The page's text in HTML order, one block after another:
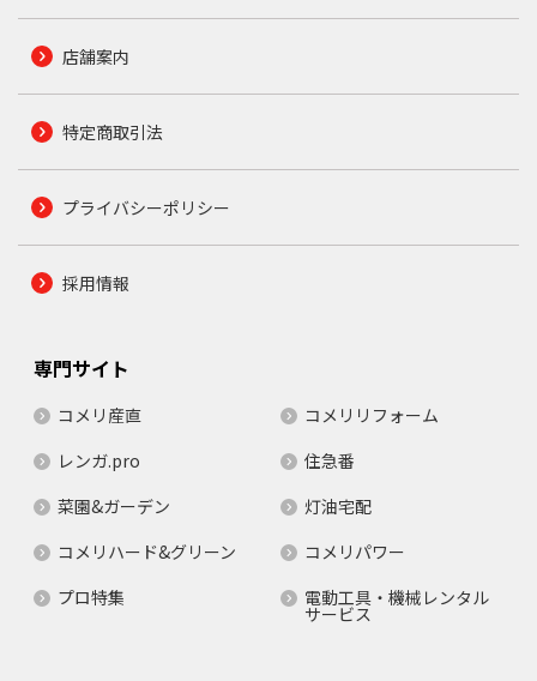
店舗案内
特定商取引法
プライバシーポリシー
採用情報
専門サイト
コメリ産直
コメリリフォーム
レンガ.pro
住急番
菜園&ガーデン
灯油宅配
コメリハード&グリーン
コメリパワー
プロ特集
電動工具・機械レンタル
サービス